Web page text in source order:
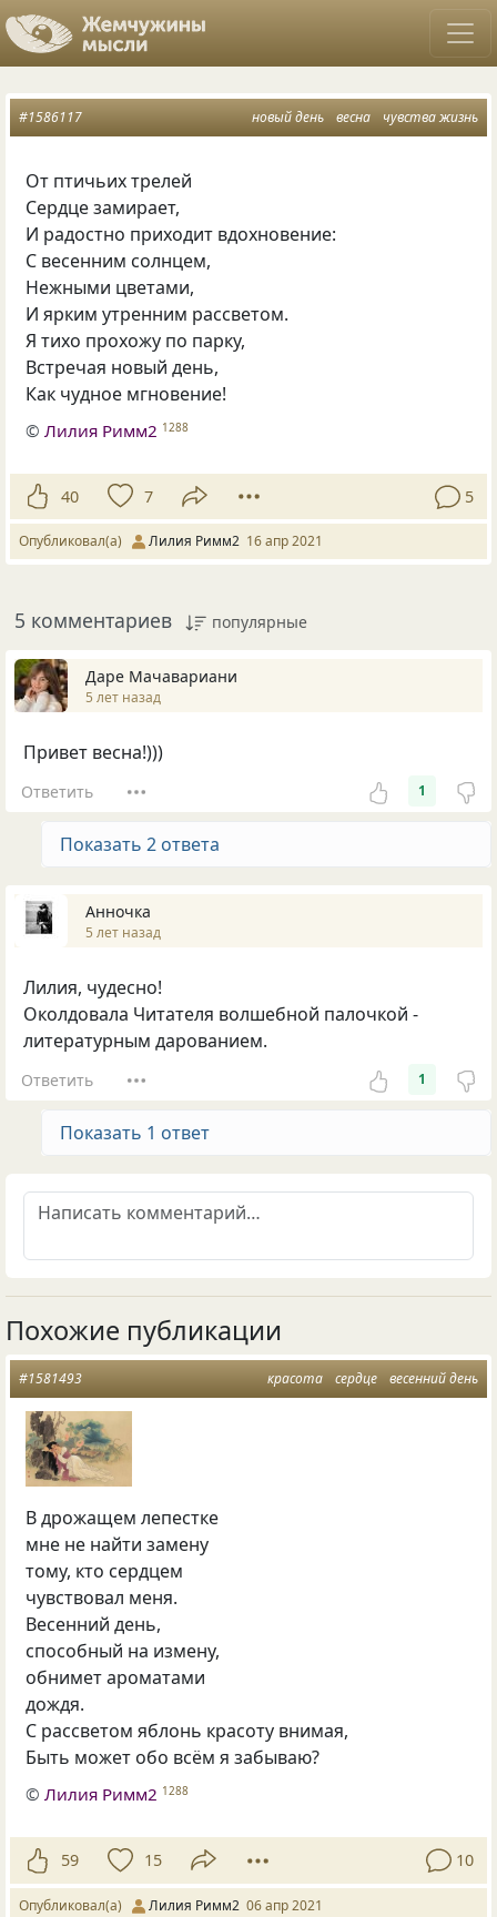
новый день весна чувства жизнь
#1586117
От птичьих трелей
Сердце замирает,
И радостно приходит вдохновение:
С весенним солнцем,
Нежными цветами,
И ярким утренним рассветом.
Я тихо прохожу по парку,
Встречая новый день,
Как чудное мгновение!
©Лилия Римм2 1288
40 7 5
Опубликовал(а) Лилия Римм2 16 апр 2021
5 комментариев популярные
Даре Мачавариани
5 лет назад
Привет весна!)))
Ответить 1
Показать 2 ответа
Анночка
5 лет назад
Лилия, чудесно!
Околдовала Читателя волшебной палочкой -
литературным дарованием.
Ответить 1
Показать 1 ответ
Похожие публикации
красота сердце весенний день
#1581493
В дрожащем лепестке
мне не найти замену
тому, кто сердцем
чувствовал меня.
Весенний день,
способный на измену,
обнимет ароматами
дождя.
С рассветом яблонь красоту внимая,
Быть может обо всём я забываю?
©Лилия Римм2 1288
59 15 10
Опубликовал(а) Лилия Римм2 06 апр 2021